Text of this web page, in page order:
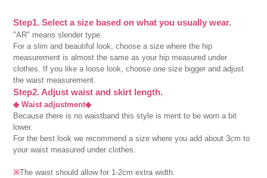
Step1. Select a size based on what you usually wear.
"AR" means slender type.
For a slim and beautiful look, choose a size where the hip
measurement is almost the same as your hip measured under
clothes. If you like a loose look, choose one size bigger and adjust
the waist measurement.
Step2. Adjust waist and skirt length.
◆ Waist adjustment◆
Because there is no waistband this style is ment to be worn a bit
lower.
For the best look we recommend a size where you add about 3cm to
your waist measured under clothes.
※The waist should allow for 1-2cm extra width.